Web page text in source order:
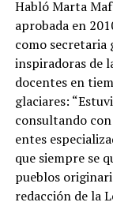
Habló Marta
aprobada en
como secretaria
inspiradoras de
docentes en
glaciares:
consultando
entes
que siempre se
pueblos
redacción de la